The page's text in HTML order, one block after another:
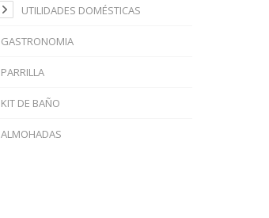
UTILIDADES DOMÉSTICAS
GASTRONOMIA
PARRILLA
KIT DE BAÑO
ALMOHADAS